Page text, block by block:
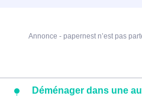
Annonce - papernest n’est pas
Déménager dans une